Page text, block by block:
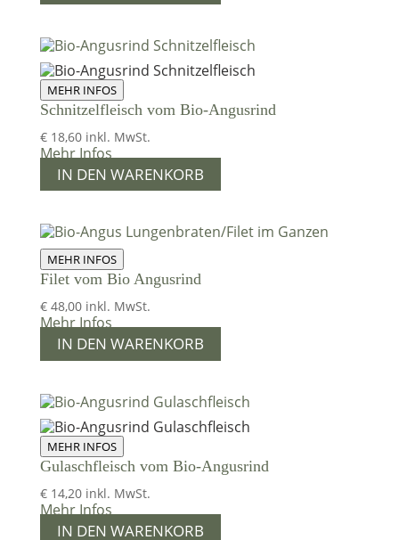
MEHR INFOS
Schnitzelfleisch vom Bio-Angusrind
€18,60 inkl. MwSt.
Mehr Infos
IN DEN WARENKORB
MEHR INFOS
Filet vom Bio Angusrind
€48,00 inkl. MwSt.
Mehr Infos
IN DEN WARENKORB
MEHR INFOS
Gulaschfleisch vom Bio-Angusrind
€14,20 inkl. MwSt.
Mehr Infos
IN DEN WARENKORB